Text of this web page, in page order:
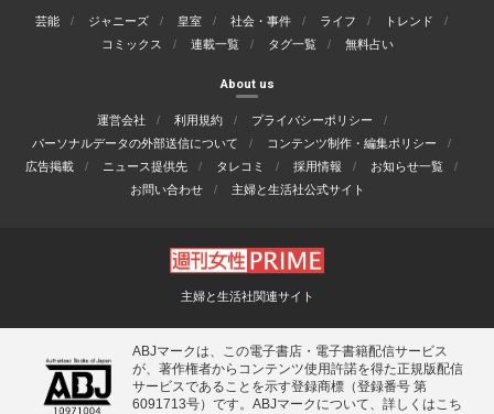
芸能 ジャニーズ 皇室 社会・事件 ライフ
トレンド
コミックス
連載一覧 タグ一覧 無料占い
About us
運営会社 利用規約
プライバシーポリシー
パーソナルデータの外部送信について
コンテンツ制作・編集ポリシー
広告掲載
ニュース提供先 タレコミ 採用情報
お知らせ一覧
お問い合わせ
主婦と生活社公式サイト
主婦と生活社関連サイト
ABJマークは、この電子書店・電子書籍配信サービス
が、著作権者からコンテンツ使用許諾を得た正規版配信
サービスであることを示す登録商標（登録番号 第
6091713号）です。ABJマークについて、詳しくはこち